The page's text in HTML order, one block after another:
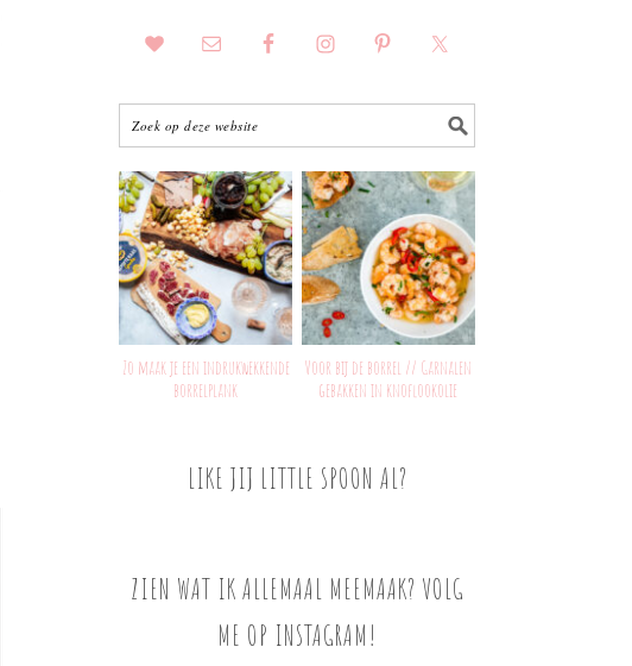
Zo maak je een indrukwekkende
borrelplank
Voor bij de borrel // Garnalen
gebakken in knoflookolie
LIKE JIJ LITTLE SPOON AL?
ZIEN WAT IK ALLEMAAL MEEMAAK? VOLG
ME OP INSTAGRAM!